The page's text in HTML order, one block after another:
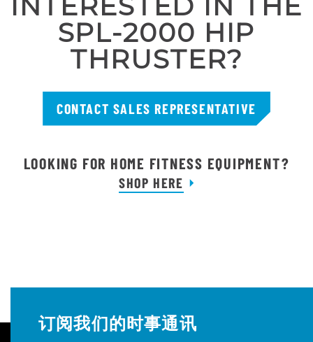
SPL-2000 HIP
THRUSTER?
CONTACT SALES REPRESENTATIVE
LOOKING FOR HOME FITNESS EQUIPMENT?
SHOP HERE
订阅我们的时事通讯